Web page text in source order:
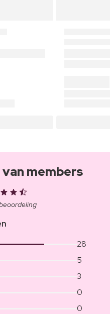
members
28
5
3
0
0